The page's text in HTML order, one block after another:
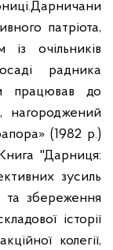
Дарничани
патріота,
очільників
радника
працював до
нагороджений
(1982 р.)
Книга "Дарниця:
зусиль
та збереження
історії
колегії,